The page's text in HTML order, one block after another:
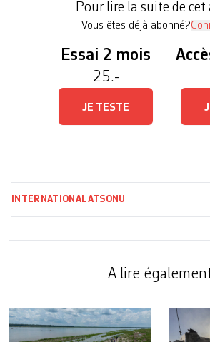
par la RTS dans l’émission […]
Pour lire la suite de cet
Vous êtes déjà abonné?
Essai 2 mois
25.-
JE TESTE
INTERNATIONALATSONU
A lire